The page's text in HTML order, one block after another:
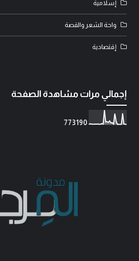
إسلامية
واحة الشعر والقصة
إقتصادية
إجمالي مرات مشاهدة الصفحة
773190